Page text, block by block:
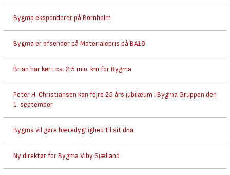
Bygma ekspanderer på Bornholm
Bygma er afsender på Materialepris på BA18
Brian har kørt ca. 2,5 mio. km for Bygma
Peter H. Christiansen kan fejre 25 års jubilæum i Bygma Gruppen den
1. september
Bygma vil gøre bæredygtighed til sit dna
Ny direktør for Bygma Viby Sjælland